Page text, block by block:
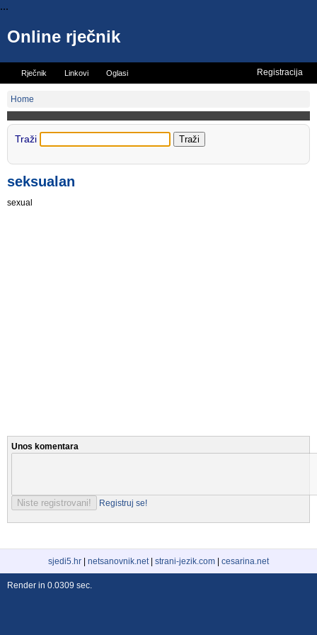
...
Online rječnik
Rječnik Linkovi Oglasi Registracija
Home
Traži
seksualan
sexual
Unos komentara
Registruj se!
sjedi5.hr netsanovnik.net| strani-jezik.com cesarina.net
Render in 0.0309 sec.